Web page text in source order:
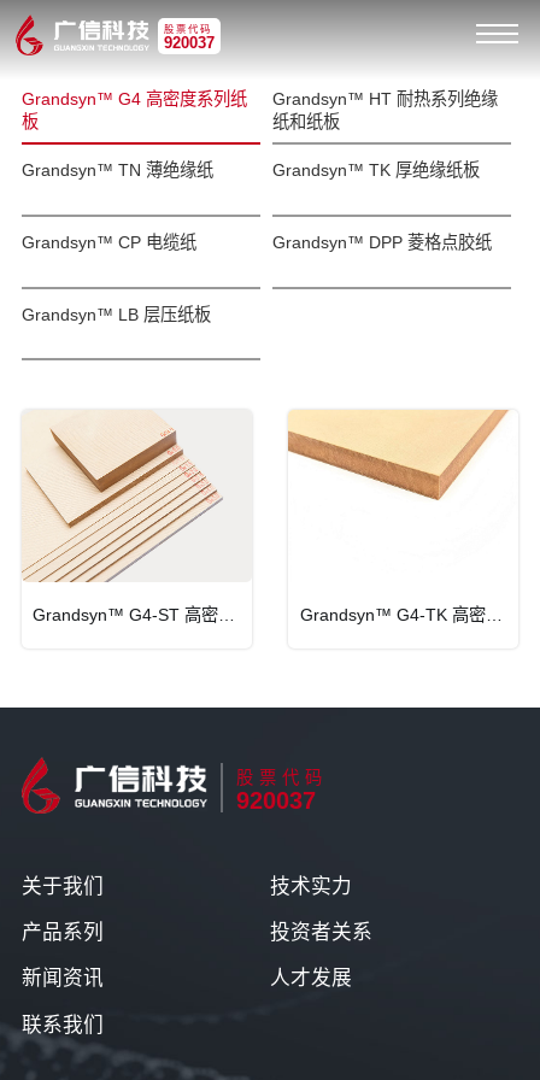
股票代码
920037
Grandsyn™ G4 高密度系列纸
板
Grandsyn™ HT 耐热系列绝缘
纸和纸板
Grandsyn™ TN 薄绝缘纸 Grandsyn™ TK 厚绝缘纸板
Grandsyn™ CP 电缆纸 Grandsyn™ DPP 菱格点胶纸
Grandsyn™ LB 层压纸板
Grandsyn™ G4-TK 高密度超厚纸板
股票代码
920037
关于我们 技术实力
产品系列 投资者关系
新闻资讯 人才发展
联系我们